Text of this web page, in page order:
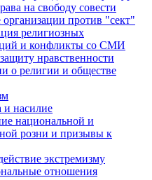
на свободу совести
организации против "сект"
религиозных
и конфликты со СМИ
нравственности
о религии и обществе
и насилие
национальной и
розни и призывы к
экстремизму
отношения